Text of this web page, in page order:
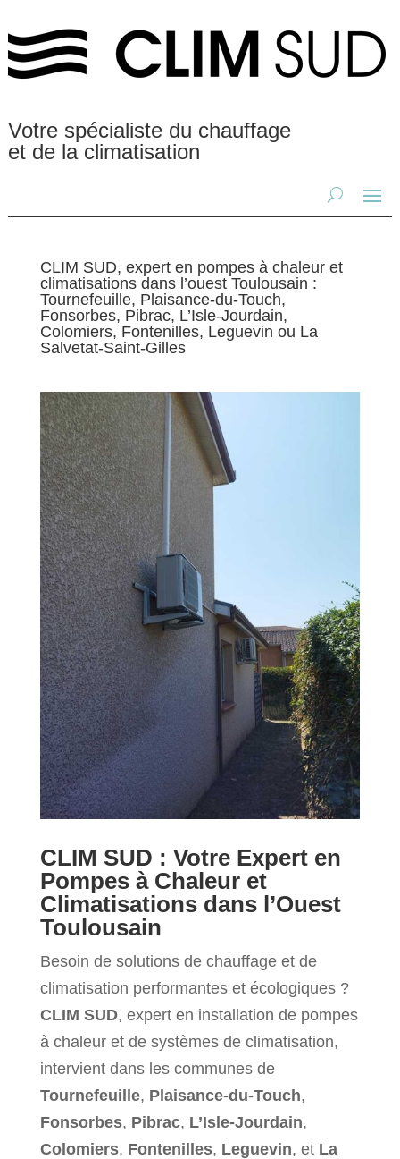
Votre spécialiste du chauffage
et de la climatisation
CLIM SUD, expert en pompes à chaleur et
climatisations dans l’ouest Toulousain :
Tournefeuille, Plaisance-du-Touch,
Fonsorbes, Pibrac, L’Isle-Jourdain,
Colomiers, Fontenilles, Leguevin ou La
Salvetat-Saint-Gilles
CLIM SUD : Votre Expert en
Pompes à Chaleur et
Climatisations dans l’Ouest
Toulousain
Besoin de solutions de chauffage et de
climatisation performantes et écologiques ?
CLIM SUD, expert en installation de pompes
à chaleur et de systèmes de climatisation,
intervient dans les communes de
Tournefeuille, Plaisance-du-Touch,
Fonsorbes, Pibrac, L’Isle-Jourdain,
Colomiers, Fontenilles, Leguevin, et La